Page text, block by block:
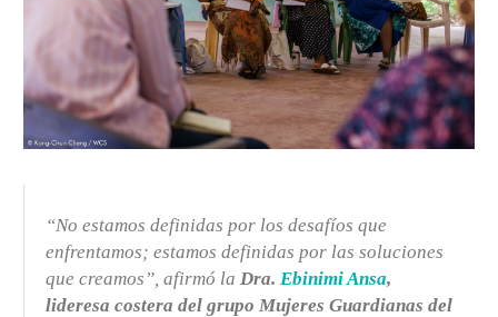
“No estamos definidas por los desafíos que
enfrentamos; estamos definidas por las soluciones
que creamos”, afirmó la Dra. Ebinimi Ansa,
lideresa costera del grupo Mujeres Guardianas del